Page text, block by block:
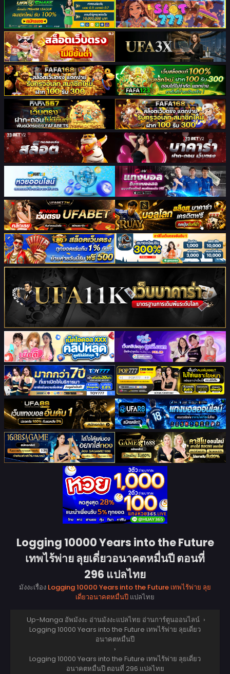
Logging 10000 Years into the Future
เทพไร้พ่าย ลุยเดี่ยวอนาคตหมื่นปี ตอนที่
296 แปลไทย
มังงะเรื่อง Logging 10000 Years into the Future เทพไร้พ่าย ลุย
เดี่ยวอนาคตหมื่นปี แปลไทย
Up-Manga อัพมังงะ อ่านมังงะแปลไทย อ่านการ์ตูนออนไลน์ ›
Logging 10000 Years into the Future เทพไร้พ่าย ลุยเดี่ยว
อนาคตหมื่นปี
›
Logging 10000 Years into the Future เทพไร้พ่าย ลุยเดี่ยว
อนาคตหมื่นปี ตอนที่ 296 แปลไทย